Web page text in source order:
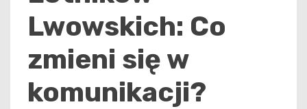
Lwowskich: Co
zmieni się w
komunikacji?